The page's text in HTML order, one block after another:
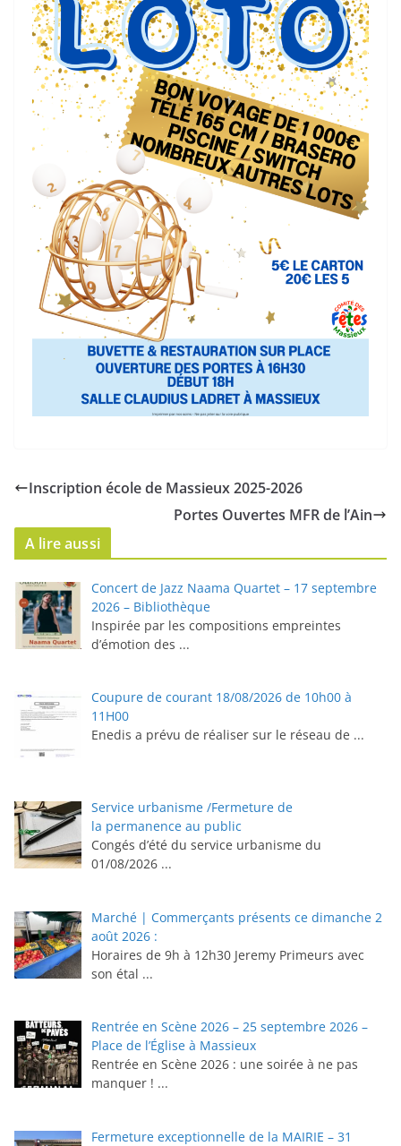
Inscription école de Massieux 2025-2026
Portes Ouvertes MFR de l’Ain
A lire aussi
Concert de Jazz Naama Quartet – 17 septembre
2026 – Bibliothèque
Inspirée par les compositions empreintes
d’émotion des ...
Coupure de courant 18/08/2026 de 10h00 à
11H00
Enedis a prévu de réaliser sur le réseau de ...
Service urbanisme /Fermeture de
la permanence au public
Congés d’été du service urbanisme du
01/08/2026 ...
Marché | Commerçants présents ce dimanche 2
août 2026 :
Horaires de 9h à 12h30 ⁠Jeremy Primeurs avec
son étal ...
Rentrée en Scène 2026 – 25 septembre 2026 –
Place de l’Église à Massieux
Rentrée en Scène 2026 : une soirée à ne pas
manquer ! ...
Fermeture exceptionnelle de la MAIRIE – 31